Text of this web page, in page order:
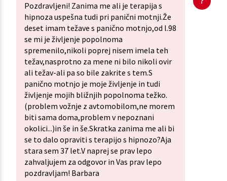
Pozdravljeni! Zanima me ali je terapija s
hipnoza uspešna tudi pri panični motnji.Že
deset imam težave s panično motnjo,od l.98
se mi je življenje popolnoma
spremenilo,nikoli poprej nisem imela teh
težav,nasprotno za mene ni bilo nikoli ovir
ali težav-ali pa so bile zakrite s tem.S
panično motnjo je moje življenje in tudi
življenje mojih bližnjih popolnoma težko.
(problem vožnje z avtomobilom,ne morem
biti sama doma,problem v nepoznani
okolici...)in še in še.Skratka zanima me ali bi
se to dalo opraviti s terapijo s hipnozo?Aja
stara sem 37 let.V naprej se prav lepo
zahvaljujem za odgovor in Vas prav lepo
pozdravljam! Barbara